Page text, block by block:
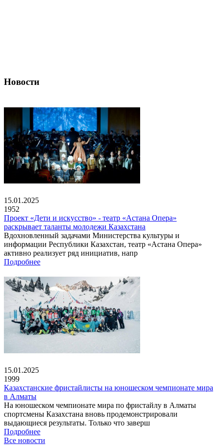
Новости
15.01.2025
1952
Проект «Дети и искусство» - театр «Астана Опера»
раскрывает таланты молодежи Казахстана
Вдохновленный задачами Министерства культуры и
информации Республики Казахстан, театр «Астана Опера»
активно реализует ряд инициатив, напр
Подробнее
15.01.2025
1999
Казахстанские фристайлисты на юношеском чемпионате мира
в Алматы
На юношеском чемпионате мира по фристайлу в Алматы
спортсмены Казахстана вновь продемонстрировали
выдающиеся результаты. Только что заверш
Подробнее
Все новости